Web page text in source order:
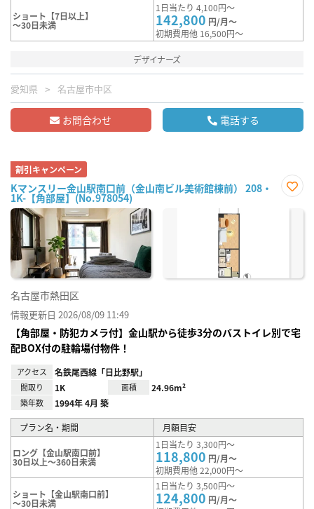
ショート【7日以上】
～30日未満
1日当たり 4,100円～
142,800 円/月～
初期費用他 16,500円～
デザイナーズ
愛知県 名古屋市中区
お問合わせ 電話する
割引キャンペーン
Kマンスリー金山駅南口前（金山南ビル美術館棟前） 208・
1K-【角部屋】(No.978054)
に入
名古屋市熱田区
情報更新日 2026/08/09 11:49
【角部屋・防犯カメラ付】金山駅から徒歩3分のバストイレ別で宅
配BOX付の駐輪場付物件！
アクセス 名鉄尾西線「日比野駅」
間取り 1K 面積 24.96m²
築年数 1994年 4月 築
プラン名・期間 月額目安
ロング【金山駅南口前】
30日以上～360日未満
1日当たり 3,300円～
118,800 円/月～
初期費用他 22,000円～
ショート【金山駅南口前】
～30日未満
1日当たり 3,500円～
124,800 円/月～